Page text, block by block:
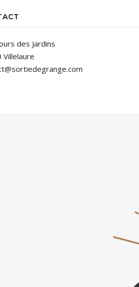
des Jardins
Villelaure